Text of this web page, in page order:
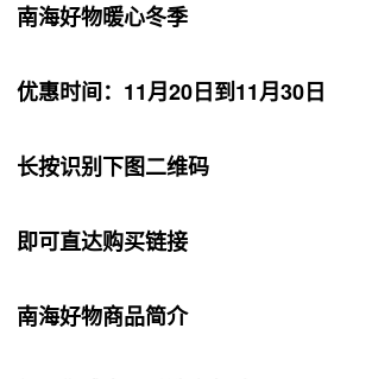
南海好物暖心冬季
优惠时间：11月20日到11月30日
长按识别下图二维码
即可直达购买链接
南海好物商品简介